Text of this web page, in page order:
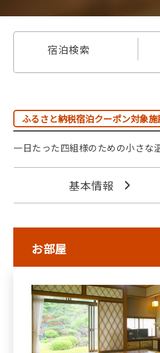
宿泊検索
ふるさと納税宿泊クーポン対象施
一日たった四組様のための小さな
基本情報
お部屋